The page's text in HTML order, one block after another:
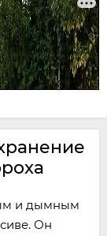
и дымным
Он